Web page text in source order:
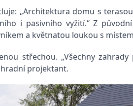
„Architektura domu s
i pasivního vyžití.“ Z
a květnatou loukou s
střechou. „Všechny
projektant.